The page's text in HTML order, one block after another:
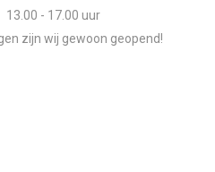
13.00 - 17.00 uur
zijn wij gewoon geopend!